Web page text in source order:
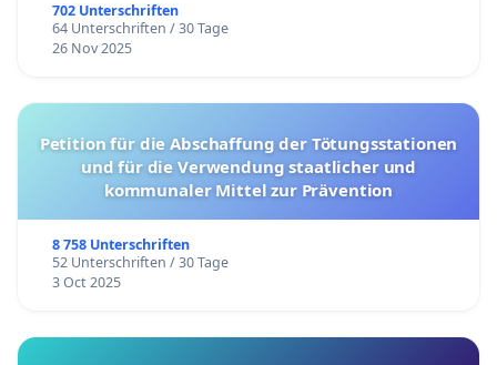
702 Unterschriften
64 Unterschriften / 30 Tage
26 Nov 2025
Petition für die Abschaffung der Tötungsstationen
und für die Verwendung staatlicher und
kommunaler Mittel zur Prävention
8 758 Unterschriften
52 Unterschriften / 30 Tage
3 Oct 2025